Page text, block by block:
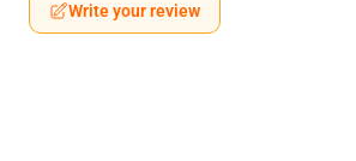
Write your review